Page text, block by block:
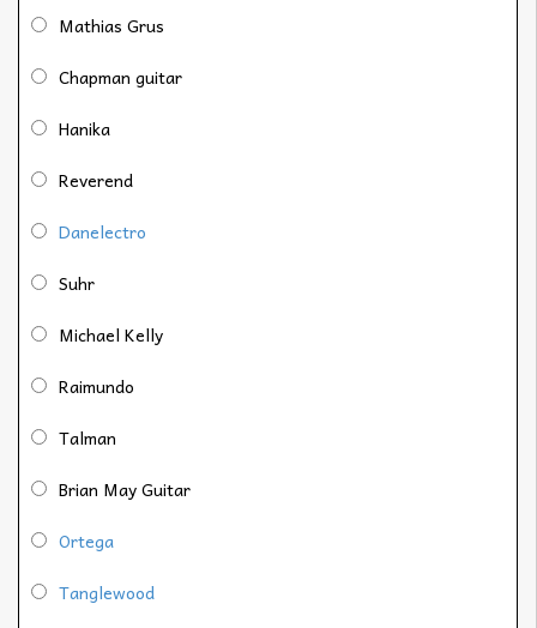
Mathias Grus
Chapman guitar
Hanika
Reverend
Danelectro
Suhr
Michael Kelly
Raimundo
Talman
Brian May Guitar
Ortega
Tanglewood